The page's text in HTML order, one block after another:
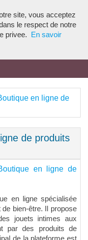
en ligne de
de produits
en ligne de
en ligne spécialisée
bien-être. Il propose
jouets intimes aux
par des produits de
de la plateforme est
site, vous acceptez
le respect de notre
privee.
En savoir